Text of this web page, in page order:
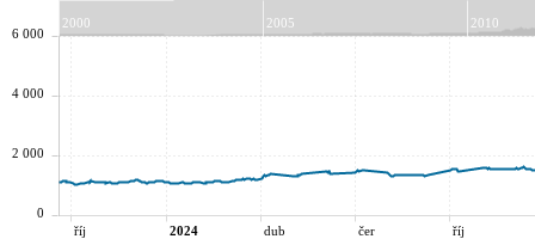
2000 2005 2010
0
2 000
4 000
6 000
říj 2024 dub čer říj